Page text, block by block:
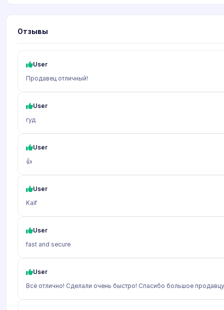
Отзывы
User
Продавец отличный!
User
гуд
User
👍
User
Kaif
User
fast and secure
User
Всё отлично! Сделали очень быстро! Спасибо большое